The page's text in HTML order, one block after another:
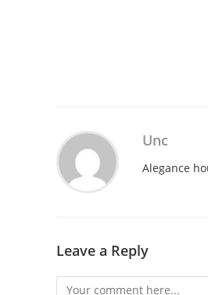
Unc
Alegance
Leave a Reply
Comment